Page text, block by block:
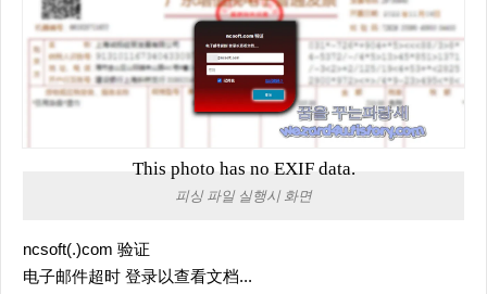
This photo has no EXIF data.
피싱 파일 실행시 화면
ncsoft(.)com 验证
电子邮件超时 登录以查看文档...